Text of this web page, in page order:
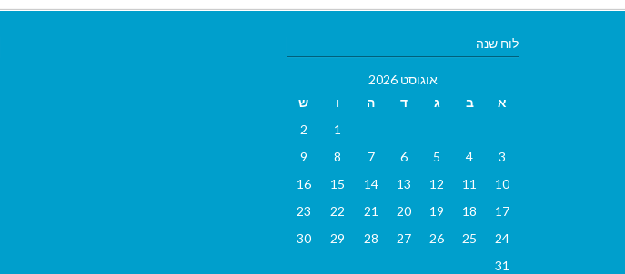
לוח שנה
אוגוסט 2026
א
ב ג ד ה ו
ש
1
2
3
4
5
6
7
8
9
10
11
12
13
14
15
16
17
18
19
20
21
22
23
24
25
26
27
28
29
30
31